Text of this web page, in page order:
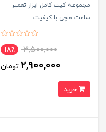
مجموعه کيت کامل ابزار تعمير
ساعت مچی با کيفيت
3,500,000 18٪
2,900,000 تومان